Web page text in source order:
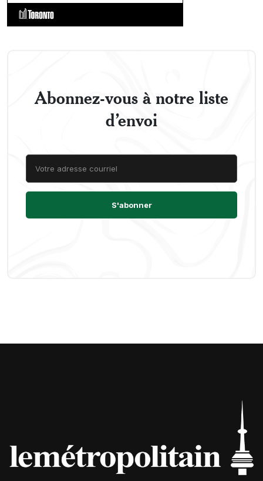
Abonnez-vous à notre liste
d’envoi